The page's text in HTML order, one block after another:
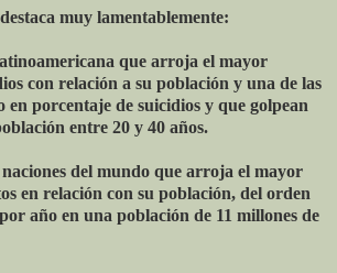
muy lamentablemente:
que arroja el mayor
con relación a su población y una de las
porcentaje de suicidios y que golpean
entre 20 y 40 años.
del mundo que arroja el mayor
en relación con su población, del orden
año en una población de 11 millones de